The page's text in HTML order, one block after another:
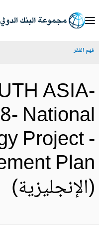
الفقر
Project